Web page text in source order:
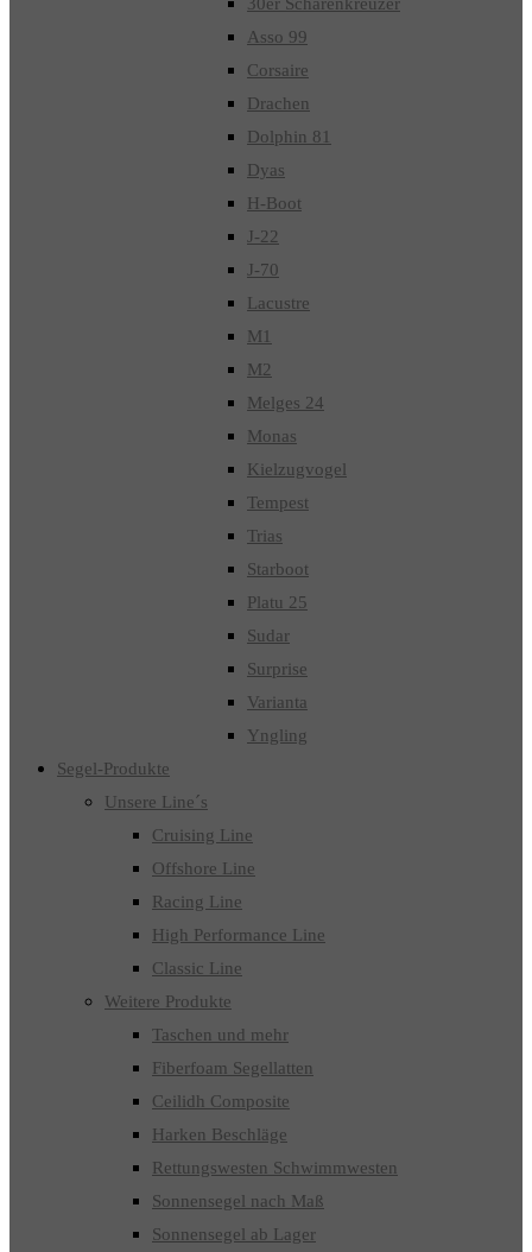
Asso 99
Corsaire
Drachen
Dolphin 81
Dyas
H-Boot
J-22
J-70
Lacustre
M1
M2
Melges 24
Monas
Kielzugvogel
Tempest
Trias
Starboot
Platu 25
Sudar
Surprise
Varianta
Yngling
Segel-Produkte
Unsere Line´s
Cruising Line
Offshore Line
Racing Line
High Performance Line
Classic Line
Weitere Produkte
Taschen und mehr
Fiberfoam Segellatten
Ceilidh Composite
Harken Beschläge
Rettungswesten Schwimmwesten
Sonnensegel nach Maß
Sonnensegel ab Lager